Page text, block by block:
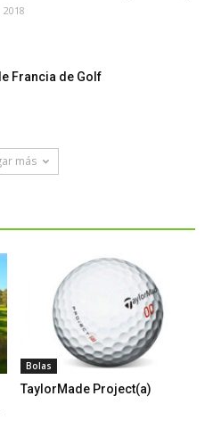
Francia de Golf
más
Bolas
TaylorMade Project(a)